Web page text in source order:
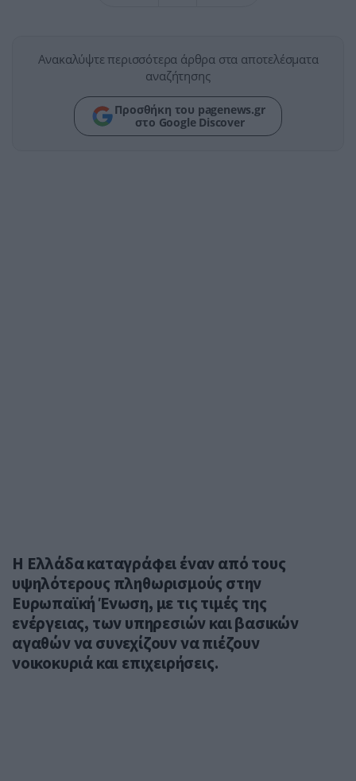
Ανακαλύψτε περισσότερα άρθρα στα αποτελέσματα
αναζήτησης
Προσθήκη του pagenews.gr
στο Google Discover
Η Ελλάδα καταγράφει έναν από τους
υψηλότερους πληθωρισμούς στην
Ευρωπαϊκή Ένωση, με τις τιμές της
ενέργειας, των υπηρεσιών και βασικών
αγαθών να συνεχίζουν να πιέζουν
νοικοκυριά και επιχειρήσεις.